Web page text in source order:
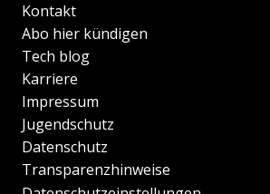
Kontakt
Abo hier kündigen
Tech blog
Karriere
Impressum
Jugendschutz
Datenschutz
Transparenzhinweise